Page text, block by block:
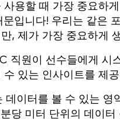
용할 때 가장 중요하
입니다! 우리는 같은
, 제가 가장 중요하게
직원이 선수들에게 시
있는 인사이트를 제
데이터를 볼 수 있는
당 미터 단위의 데이